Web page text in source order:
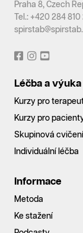
Praha 8, Czech
Tel.: +420 284 810
Léčba a výuka
Kurzy pro
Kurzy pro
Skupinová cvičení
Individuální léčba
Informace
Metoda
Ke stažení